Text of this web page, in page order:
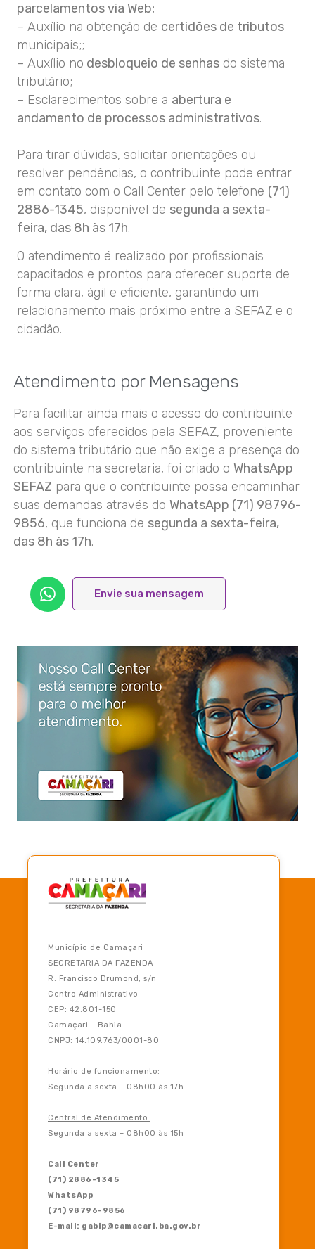
parcelamentos via Web;
– Auxílio na obtenção de certidões de tributos
municipais;;
– Auxílio no desbloqueio de senhas do sistema
tributário;
– Esclarecimentos sobre a abertura e
andamento de processos administrativos.
Para tirar dúvidas, solicitar orientações ou
resolver pendências, o contribuinte pode entrar
em contato com o Call Center pelo telefone (71)
2886-1345, disponível de segunda a sexta-
feira, das 8h às 17h.
O atendimento é realizado por profissionais
capacitados e prontos para oferecer suporte de
forma clara, ágil e eficiente, garantindo um
relacionamento mais próximo entre a SEFAZ e o
cidadão.
Atendimento por Mensagens
Para facilitar ainda mais o acesso do contribuinte
aos serviços oferecidos pela SEFAZ, proveniente
do sistema tributário que não exige a presença do
contribuinte na secretaria, foi criado o WhatsApp
SEFAZ para que o contribuinte possa encaminhar
suas demandas através do WhatsApp (71) 98796-
9856, que funciona de segunda a sexta-feira,
das 8h às 17h.
Envie sua mensagem
Município de Camaçari
SECRETARIA DA FAZENDA
R. Francisco Drumond, s/n
Centro Administrativo
CEP: 42.801-150
Camaçari – Bahia
CNPJ: 14.109.763/0001-80
Horário de funcionamento:
Segunda a sexta – 08h00 às 17h
Central de Atendimento:
Segunda a sexta – 08h00 às 15h
Call Center
(71) 2886-1345
WhatsApp
(71) 98796-9856
E-mail: gabip@camacari.ba.gov.br